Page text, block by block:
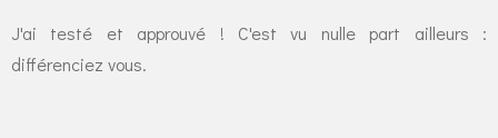
J'ai testé et approuvé ! C'est vu nulle part ailleurs :
différenciez vous.